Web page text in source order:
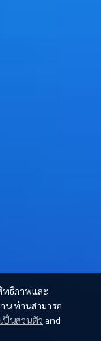
ทธิภาพและ
น ท่านสามารถ
ป็นส่วนตัว and